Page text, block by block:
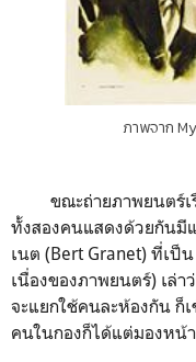
ภาพจาก
ขณะถ่ายภาพยนตร์เรื่
ทั้งสองคนแสดงด้วยกันมีแ
เนต (Bert Granet) ที่เป็
เนื่องของภาพยนตร์) เล่
จะแยกใช้คนละห้องกัน ก็
คนในกองก็ได้แต่มองหน้